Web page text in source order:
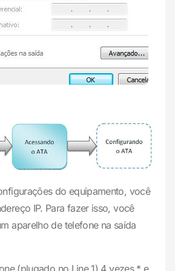
do equipamento, você
IP. Para fazer isso, você
aparelho de telefone na saída
(plugado no Line 1) 4 vezes * e